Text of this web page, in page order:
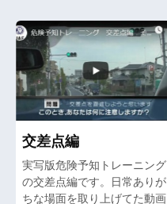
交差点編
実写版危険予知トレーニング
の交差点編です。日常ありが
ちな場面を取り上げてた動画